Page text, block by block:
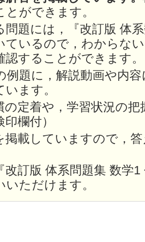
とができます。
問題には，『改訂版 体
ているので，わからな
認することができます。
例題に，解説動画や内
います。
の定着や，学習状況の
欄付）
掲載していますので，
改訂版 体系問題集 数学
いただけます。